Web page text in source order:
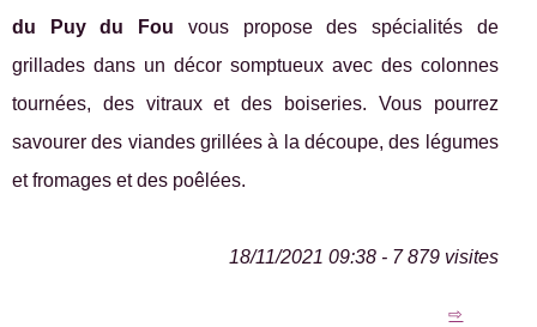
du Puy du Fou vous propose des spécialités de
grillades dans un décor somptueux avec des colonnes
tournées, des vitraux et des boiseries. Vous pourrez
savourer des viandes grillées à la découpe, des légumes
et fromages et des poêlées.
18/11/2021 09:38 - 7 879 visites